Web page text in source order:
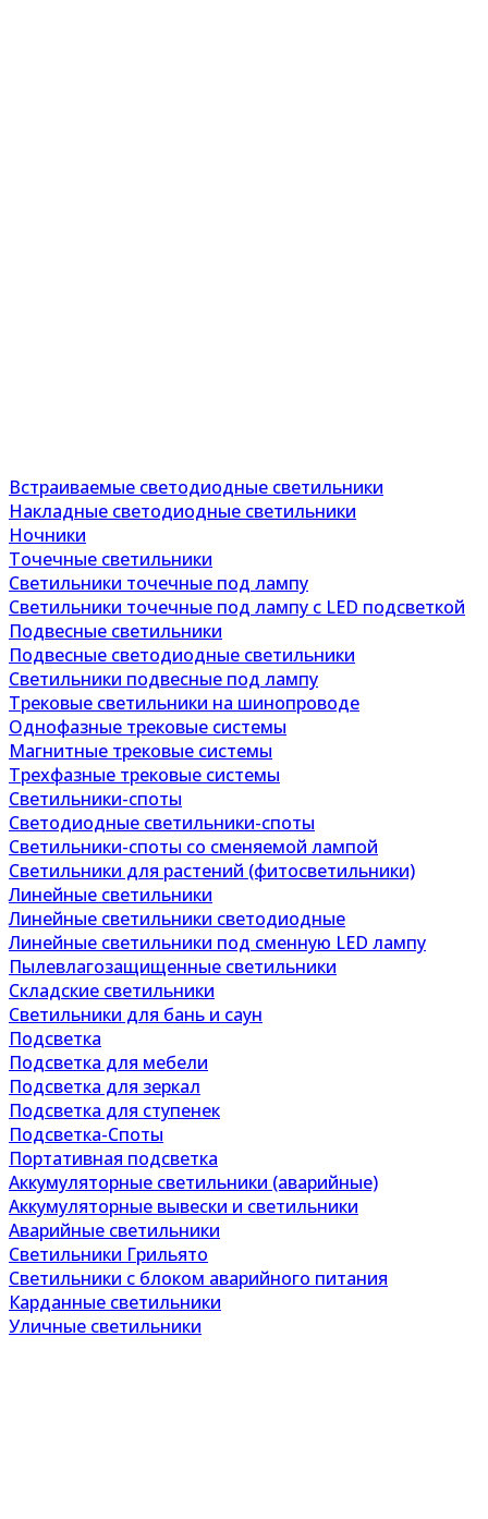
Встраиваемые светодиодные светильники
Накладные светодиодные светильники
Ночники
Точечные светильники
Светильники точечные под лампу
Светильники точечные под лампу с LED подсветкой
Подвесные светильники
Подвесные светодиодные светильники
Светильники подвесные под лампу
Трековые светильники на шинопроводе
Однофазные трековые системы
Магнитные трековые системы
Трехфазные трековые системы
Светильники-споты
Светодиодные светильники-споты
Светильники-споты со сменяемой лампой
Светильники для растений (фитосветильники)
Линейные светильники
Линейные светильники светодиодные
Линейные светильники под сменную LED лампу
Пылевлагозащищенные светильники
Складские светильники
Светильники для бань и саун
Подсветка
Подсветка для мебели
Подсветка для зеркал
Подсветка для ступенек
Подсветка-Споты
Портативная подсветка
Аккумуляторные светильники (аварийные)
Аккумуляторные вывески и светильники
Аварийные светильники
Светильники Грильято
Светильники с блоком аварийного питания
Карданные светильники
Уличные светильники